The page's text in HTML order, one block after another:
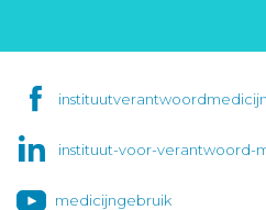
instituut-voor-verantwoord-
medicijngebruik